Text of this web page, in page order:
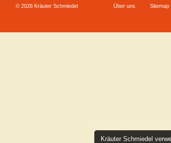
Kräuter Schmiedel
© 2026 Kräuter Schmiedel Über uns Sitemap